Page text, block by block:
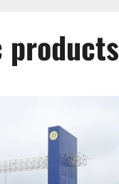
products